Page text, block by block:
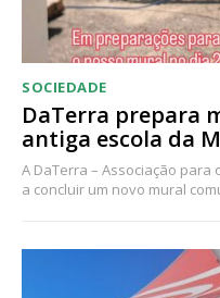
SOCIEDADE
DaTerra prepara
antiga escola da
A DaTerra – Associação
a concluir um novo mural